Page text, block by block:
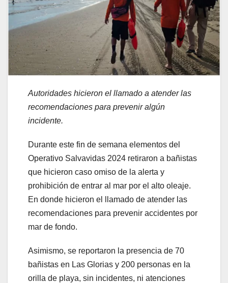
Autoridades hicieron el llamado a atender las
recomendaciones para prevenir algún
incidente.
Durante este fin de semana elementos del
Operativo Salvavidas 2024 retiraron a bañistas
que hicieron caso omiso de la alerta y
prohibición de entrar al mar por el alto oleaje.
En donde hicieron el llamado de atender las
recomendaciones para prevenir accidentes por
mar de fondo.
Asimismo, se reportaron la presencia de 70
bañistas en Las Glorias y 200 personas en la
orilla de playa, sin incidentes, ni atenciones